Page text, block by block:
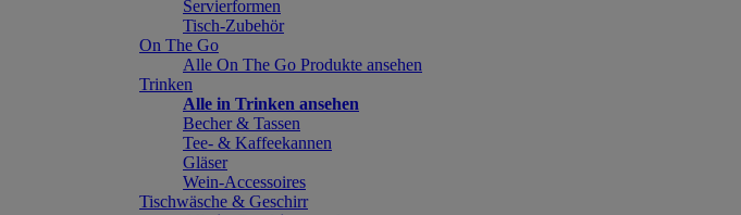
Servierformen
Tisch-Zubehör
On The Go
Alle On The Go Produkte ansehen
Trinken
Alle in Trinken ansehen
Becher & Tassen
Tee- & Kaffeekannen
Gläser
Wein-Accessoires
Tischwäsche & Geschirr